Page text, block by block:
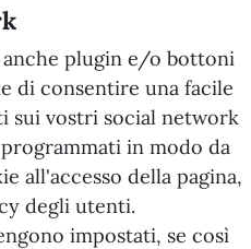
plugin e/o bottoni
di consentire una facile
sui vostri social network
in modo da
all'accesso della pagina,
degli utenti.
impostati, se così